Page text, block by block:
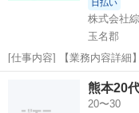
日払い
株式会社
玉名郡
[仕事内容] 【業務内容詳細
加工業務・射出成型機オペ
【取扱製品情報】自動車部品、 住宅設備
ェルスタッフにおまかせ＋
玉名郡 工場
熊本20
20〜30